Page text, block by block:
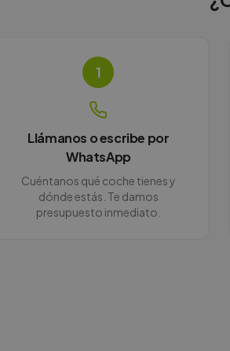
1
Llámanos o escribe por
WhatsApp
Cuéntanos qué coche tienes y
dónde estás. Te damos
presupuesto inmediato.